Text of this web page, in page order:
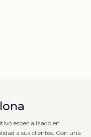
especializado en
a sus clientes. Con una